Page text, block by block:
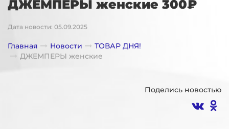
ДЖЕМПЕРЫ женские 300₽
Дата новости: 05.09.2025
Главная Новости
ТОВАР ДНЯ!
ДЖЕМПЕРЫ женские
Поделись новостью